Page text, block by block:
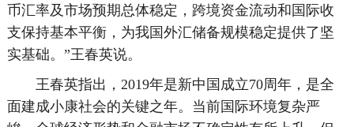
币汇率及市场预期总体稳定，跨境资金流动和国际收
支保持基本平衡，为我国外汇储备规模稳定提供了坚
实基础。”王春英说。
王春英指出，2019年是新中国成立70周年，是全
面建成小康社会的关键之年。当前国际环境复杂严